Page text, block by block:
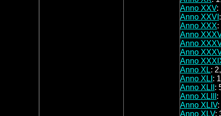
Anno XXV:
Anno XXVI
Anno XXX:
Anno
Anno
Anno
Anno
Anno XL:
Anno XLI :
Anno XLII :
Anno XLIII :
Anno XLIV:
Anno XLV: